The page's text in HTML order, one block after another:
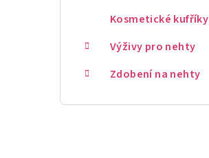
Kosmetické kufříky
Výživy pro nehty
Zdobení na nehty